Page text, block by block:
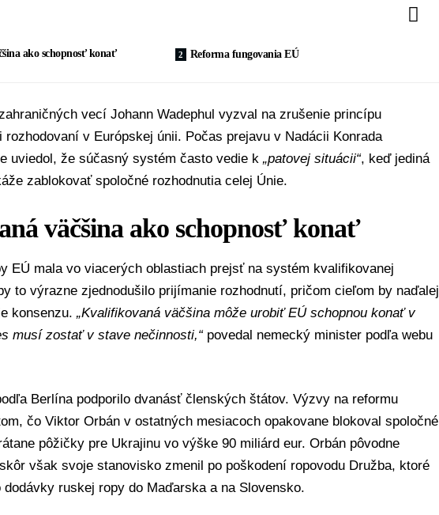
ako schopnosť konať Reforma fungovania EÚ
vecí Johann Wadephul vyzval na zrušenie princípu
rozhodovaní v Európskej únii. Počas prejavu v Nadácii Konrada
uviedol, že súčasný systém často vedie k „patovej situácii“, keď jediná
zablokovať spoločné rozhodnutia celej Únie.
väčšina ako schopnosť konať
EÚ mala vo viacerých oblastiach prejsť na systém kvalifikovanej
to výrazne zjednodušilo prijímanie rozhodnutí, pričom cieľom by naďalej
konsenzu. „Kvalifikovaná väčšina môže urobiť EÚ schopnou konať v
musí zostať v stave nečinnosti,“povedal nemecký minister podľa webu
Berlína podporilo dvanásť členských štátov. Výzvy na reformu
čo Viktor Orbán v ostatných mesiacoch opakovane blokoval spoločné
pôžičky pre Ukrajinu vo výške 90 miliárd eur. Orbán pôvodne
však svoje stanovisko zmenil po poškodení ropovodu Družba, ktoré
dodávky ruskej ropy do Maďarska a na Slovensko.